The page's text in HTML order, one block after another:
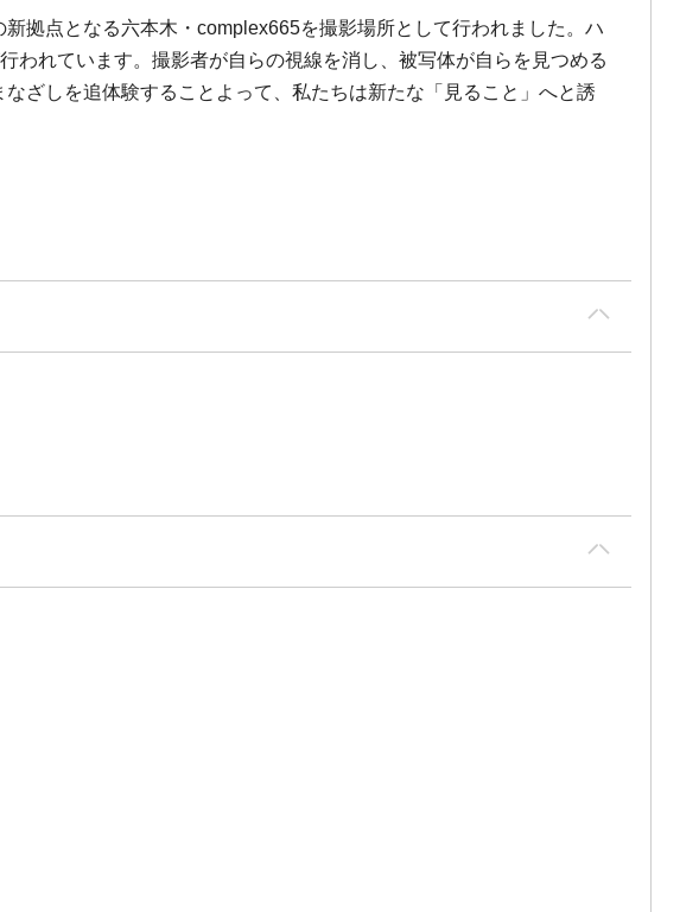
拠点となる六本木・complex665を撮影場所として行われました。ハ
われています。撮影者が自らの視線を消し、被写体が自らを見つめる
ざしを追体験することよって、私たちは新たな「見ること」へと誘